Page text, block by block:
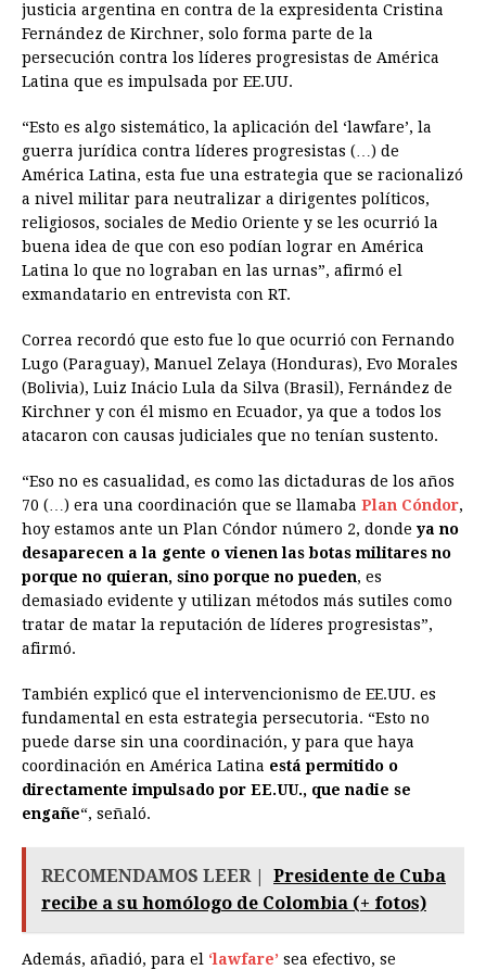
justicia argentina en contra de la expresidenta Cristina
Fernández de Kirchner, solo forma parte de la
persecución contra los líderes progresistas de América
Latina que es impulsada por EE.UU.
“Esto es algo sistemático, la aplicación del ‘lawfare’, la
guerra jurídica contra líderes progresistas (…) de
América Latina, esta fue una estrategia que se racionalizó
a nivel militar para neutralizar a dirigentes políticos,
religiosos, sociales de Medio Oriente y se les ocurrió la
buena idea de que con eso podían lograr en América
Latina lo que no lograban en las urnas”, afirmó el
exmandatario en entrevista con RT.
Correa recordó que esto fue lo que ocurrió con Fernando
Lugo (Paraguay), Manuel Zelaya (Honduras), Evo Morales
(Bolivia), Luiz Inácio Lula da Silva (Brasil), Fernández de
Kirchner y con él mismo en Ecuador, ya que a todos los
atacaron con causas judiciales que no tenían sustento.
“Eso no es casualidad, es como las dictaduras de los años
70 (…) era una coordinación que se llamaba Plan Cóndor,
hoy estamos ante un Plan Cóndor número 2, donde ya no
desaparecen a la gente o vienen las botas militares no
porque no quieran, sino porque no pueden, es
demasiado evidente y utilizan métodos más sutiles como
tratar de matar la reputación de líderes progresistas”,
afirmó.
También explicó que el intervencionismo de EE.UU. es
fundamental en esta estrategia persecutoria. “Esto no
puede darse sin una coordinación, y para que haya
coordinación en América Latina está permitido o
directamente impulsado por EE.UU., que nadie se
engañe“, señaló.
RECOMENDAMOS LEER |
Presidente de Cuba
recibe a su homólogo de Colombia (+ fotos)
Además, añadió, para el ‘lawfare’ sea efectivo, se